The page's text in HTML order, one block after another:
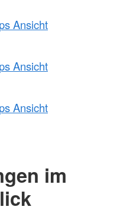
Ansicht
Ansicht
Ansicht
im